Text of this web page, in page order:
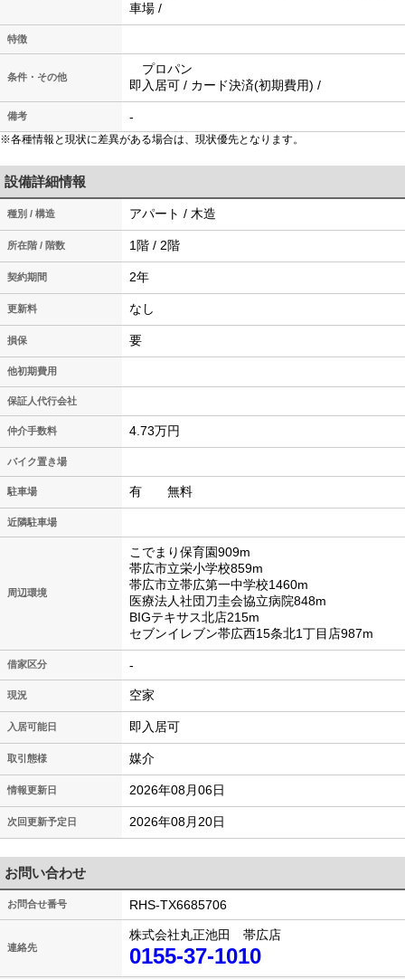
車場 /
特徴
条件・その他
プロパン
即入居可 / カード決済(初期費用) /
備考 -
※各種情報と現状に差異がある場合は、現状優先となります。
設備詳細情報
種別 / 構造 アパート / 木造
所在階 / 階数 1階 / 2階
契約期間 2年
更新料 なし
損保 要
他初期費用
保証人代行会社
仲介手数料 4.73万円
バイク置き場
駐車場 有 無料
近隣駐車場
周辺環境
こでまり保育園909m
帯広市立栄小学校859m
帯広市立帯広第一中学校1460m
医療法人社団刀圭会協立病院848m
BIGテキサス北店215m
セブンイレブン帯広西15条北1丁目店987m
借家区分 -
現況 空家
入居可能日 即入居可
取引態様 媒介
情報更新日 2026年08月06日
次回更新予定日 2026年08月20日
お問い合わせ
お問合せ番号 RHS-TX6685706
連絡先
株式会社丸正池田 帯広店
0155-37-1010